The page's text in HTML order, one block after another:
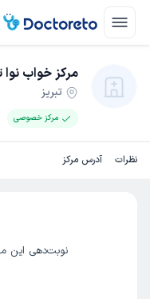
مرکز خواب نوا
تبریز
مرکز خصوصی
نظرات آدرس مرکز
نوبت‌دهی این